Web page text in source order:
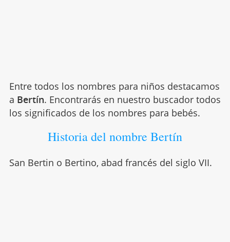
Entre todos los nombres para niños destacamos
a Bertín. Encontrarás en nuestro buscador todos
los significados de los nombres para bebés.
Historia del nombre Bertín
San Bertin o Bertino, abad francés del siglo VII.